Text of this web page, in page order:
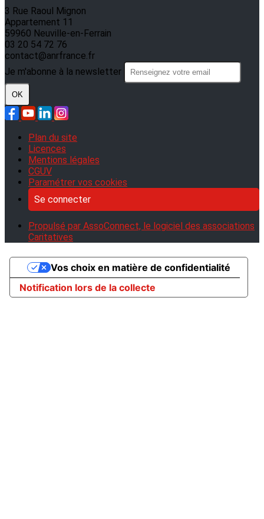
3 Rue Raoul Mignon
Appartement 11
59960 Neuville-en-Ferrain
03 20 54 72 76
contact@anrfrance.fr
Je m'abonne à la newsletter
OK
Plan du site
Licences
Mentions légales
CGUV
Paramétrer vos cookies
Se connecter
Propulsé par AssoConnect, le logiciel des associations
Caritatives
Notification lors de la collecte
Vos choix en matière de confidentialité